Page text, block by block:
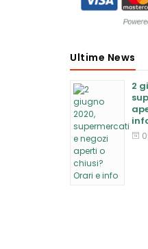
Ultime News
2